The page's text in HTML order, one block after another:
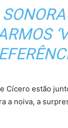
Cícero estão
a noiva, a